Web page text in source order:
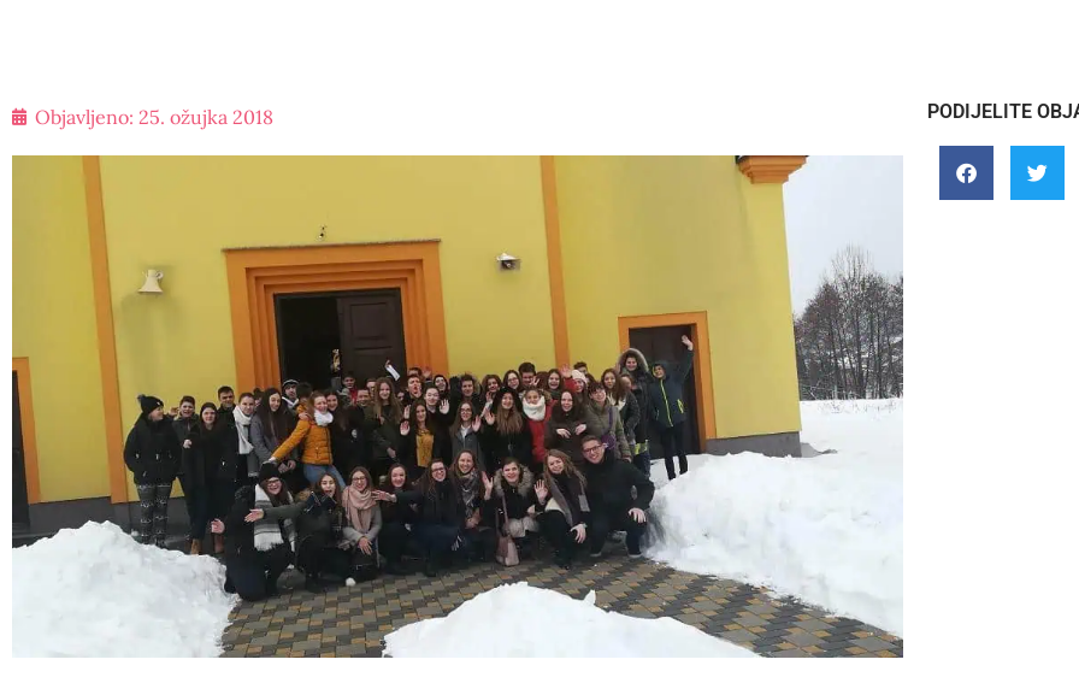
Objavljeno: 25. ožujka 2018 PODIJELITE